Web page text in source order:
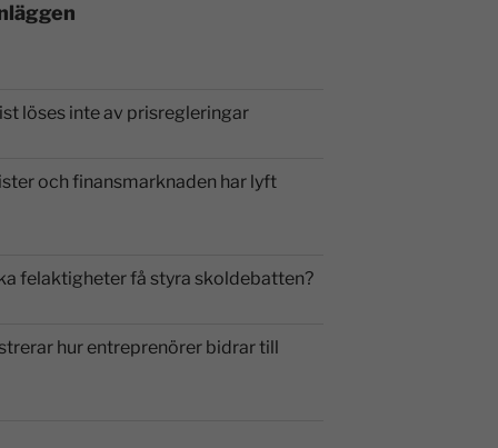
löses inte av prisregleringar
och finansmarknaden har lyft
felaktigheter få styra skoldebatten?
hur entreprenörer bidrar till